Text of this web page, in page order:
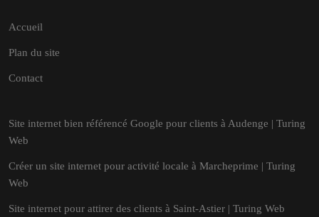
Accueil
Plan du site
Contact
Site internet bien référencé Google pour clients à Audenge | Turing
Web
Créer un site internet pour activité locale à Marcheprime | Turing
Web
Site internet pour attirer des clients à Saint-Astier | Turing Web